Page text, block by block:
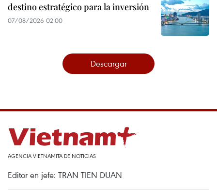
destino estratégico para la inversión
07/08/2026 02:00
Descargar
AGENCIA VIETNAMITA DE NOTICIAS
Editor en jefe: TRAN TIEN DUAN